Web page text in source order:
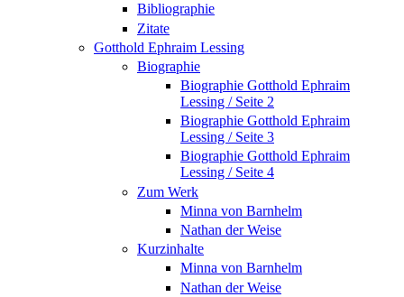
Bibliographie
Zitate
Gotthold Ephraim Lessing
Biographie
Biographie Gotthold Ephraim
Lessing / Seite 2
Biographie Gotthold Ephraim
Lessing / Seite 3
Biographie Gotthold Ephraim
Lessing / Seite 4
Zum Werk
Minna von Barnhelm
Nathan der Weise
Kurzinhalte
Minna von Barnhelm
Nathan der Weise